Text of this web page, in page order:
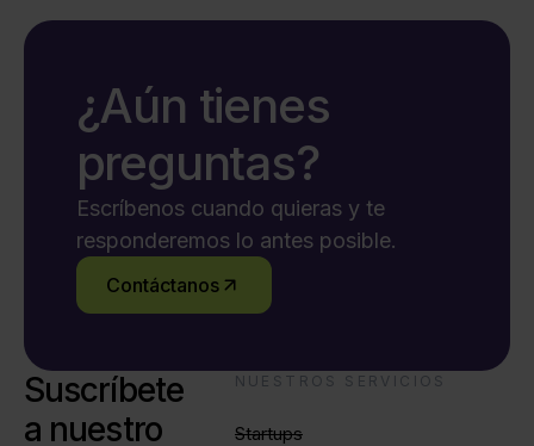
¿Aún tienes
preguntas?
Escríbenos cuando quieras y te
responderemos lo antes posible.
Contáctanos
Suscríbete
a nuestro
NUESTROS SERVICIOS
Startups